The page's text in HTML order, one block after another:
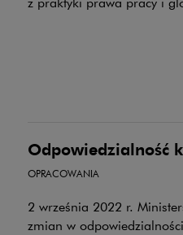
Odpowiedzialność
OPRACOWANIA
2 września 2022 r.
zmian w